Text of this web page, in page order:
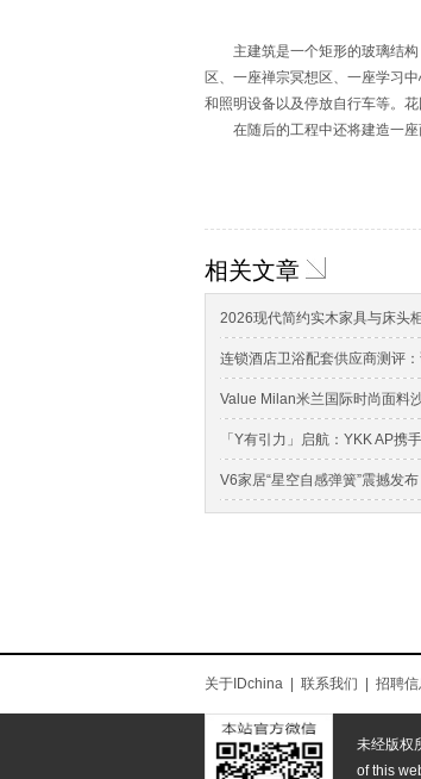
主建筑是一个矩形的玻璃结构
区、一座禅宗冥想区、一座学习
和照明设备以及停放自行车等。
在随后的工程中还将建造一座
相关文章
2026现代简约实木家具与床头
连锁酒店卫浴配套供应商测评
Value Milan米兰国际时尚面料
「Y有引力」启航：YKK AP携
V6家居“星空自感弹簧”震撼发布
关于IDchina 联系我们 招聘信
未经版权
of this